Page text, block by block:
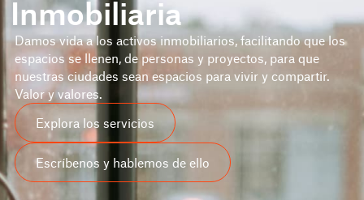
Inmobiliaria
Damos vida a los activos inmobiliarios, facilitando que los
espacios se llenen, de personas y proyectos, para que
nuestras ciudades sean espacios para vivir y compartir.
Valor y valores.
Explora los servicios
Escríbenos y hablemos de ello